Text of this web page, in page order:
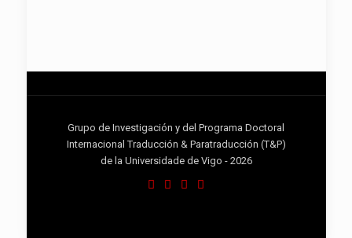
Grupo de Investigación y del Programa Doctoral
Internacional Traducción & Paratraducción (T&P)
de la Universidade de Vigo - 2026